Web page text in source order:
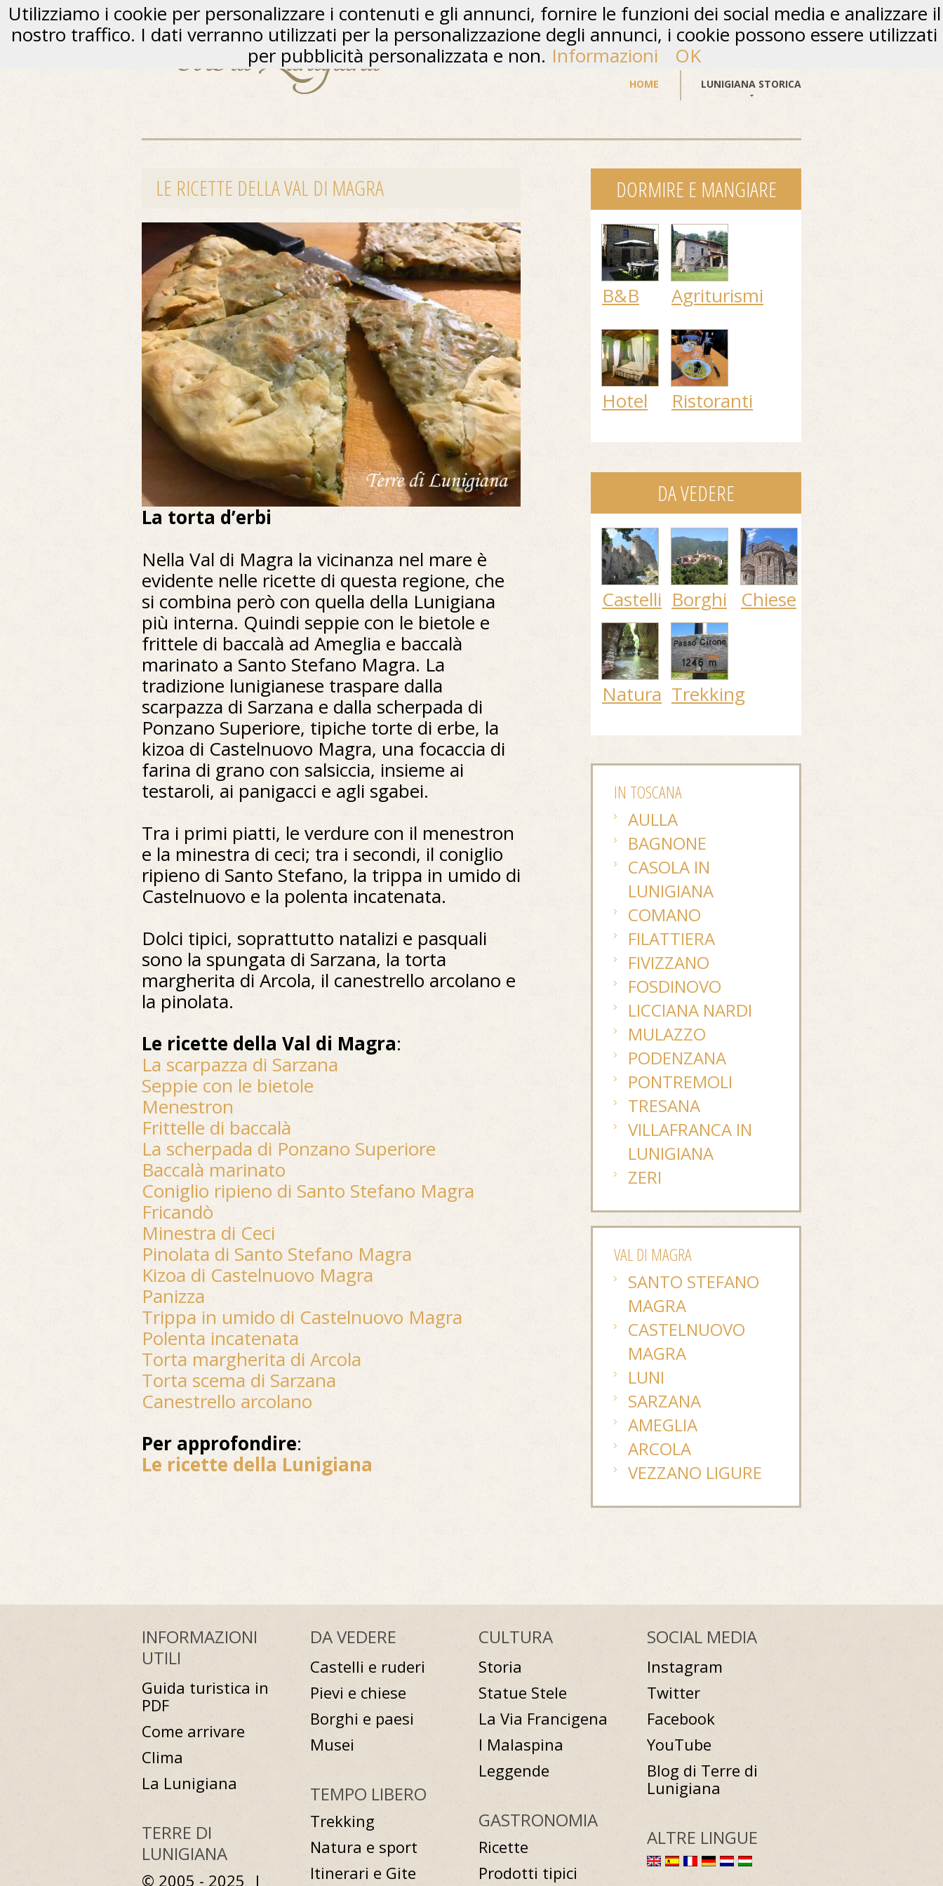
HOME LUNIGIANA STORICA
LE RICETTE DELLA VAL DI MAGRA
La torta d’erbi
Nella Val di Magra la vicinanza nel mare è
evidente nelle ricette di questa regione, che
si combina però con quella della Lunigiana
più interna. Quindi seppie con le bietole e
frittele di baccalà ad Ameglia e baccalà
marinato a Santo Stefano Magra. La
tradizione lunigianese traspare dalla
scarpazza di Sarzana e dalla scherpada di
Ponzano Superiore, tipiche torte di erbe, la
kizoa di Castelnuovo Magra, una focaccia di
farina di grano con salsiccia, insieme ai
testaroli, ai panigacci e agli sgabei.
Tra i primi piatti, le verdure con il menestron
e la minestra di ceci; tra i secondi, il coniglio
ripieno di Santo Stefano, la trippa in umido di
Castelnuovo e la polenta incatenata.
Dolci tipici, soprattutto natalizi e pasquali
sono la spungata di Sarzana, la torta
margherita di Arcola, il canestrello arcolano e
la pinolata.
Le ricette della Val di Magra:
La scarpazza di Sarzana
Seppie con le bietole
Menestron
Frittelle di baccalà
La scherpada di Ponzano Superiore
Baccalà marinato
Coniglio ripieno di Santo Stefano Magra
Fricandò
Minestra di Ceci
Pinolata di Santo Stefano Magra
Kizoa di Castelnuovo Magra
Panizza
Trippa in umido di Castelnuovo Magra
Polenta incatenata
Torta margherita di Arcola
Torta scema di Sarzana
Canestrello arcolano
Per approfondire:
Le ricette della Lunigiana
DORMIRE E MANGIARE
B&B Agriturismi
Hotel Ristoranti
DA VEDERE
Castelli Borghi Chiese
Natura Trekking
IN TOSCANA
AULLA
BAGNONE
CASOLA IN
LUNIGIANA
COMANO
FILATTIERA
FIVIZZANO
FOSDINOVO
LICCIANA NARDI
MULAZZO
PODENZANA
PONTREMOLI
TRESANA
VILLAFRANCA IN
LUNIGIANA
ZERI
VAL DI MAGRA
SANTO STEFANO
MAGRA
CASTELNUOVO
MAGRA
LUNI
SARZANA
AMEGLIA
ARCOLA
VEZZANO LIGURE
SOCIAL MEDIA
Instagram
Twitter
Facebook
YouTube
Blog di Terre di
Lunigiana
ALTRE LINGUE
CULTURA
Storia
Statue Stele
La Via Francigena
I Malaspina
Leggende
GASTRONOMIA
Ricette
Prodotti tipici
DA VEDERE
Castelli e ruderi
Pievi e chiese
Borghi e paesi
Musei
TEMPO LIBERO
Trekking
Natura e sport
Itinerari e Gite
INFORMAZIONI
UTILI
Guida turistica in
PDF
Come arrivare
Clima
La Lunigiana
TERRE DI
LUNIGIANA
© 2005 - 2025 |
Utilizziamo i cookie per personalizzare i contenuti e gli annunci, fornire le funzioni dei social media e analizzare il
nostro traffico. I dati verranno utilizzati per la personalizzazione degli annunci, i cookie possono essere utilizzati
per pubblicità personalizzata e non. Informazioni OK